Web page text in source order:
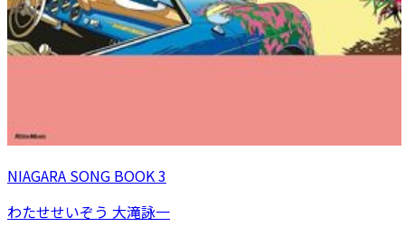
NIAGARA SONG BOOK 3
わたせせいぞう 大滝詠一